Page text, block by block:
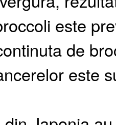
este
de
este